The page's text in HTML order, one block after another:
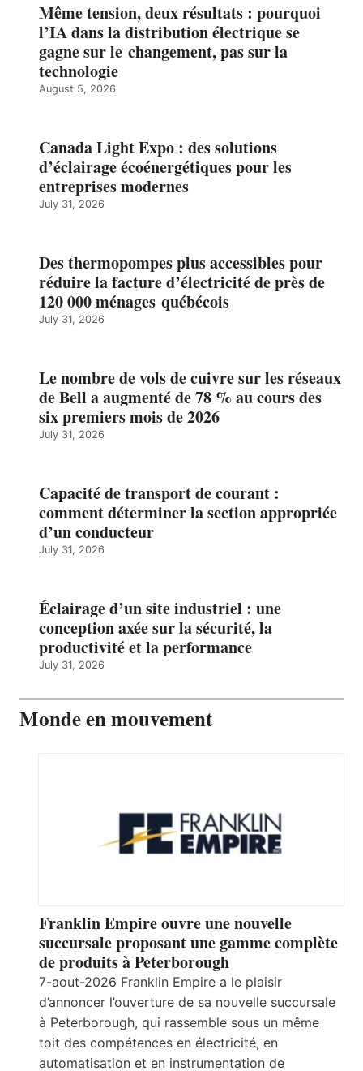
Même tension, deux résultats : pourquoi
l’IA dans la distribution électrique se
gagne sur le changement, pas sur la
technologie
August 5, 2026
Canada Light Expo : des solutions
d’éclairage écoénergétiques pour les
entreprises modernes
July 31, 2026
Des thermopompes plus accessibles pour
réduire la facture d’électricité de près de
120 000 ménages québécois
July 31, 2026
Le nombre de vols de cuivre sur les réseaux
de Bell a augmenté de 78 % au cours des
six premiers mois de 2026
July 31, 2026
Capacité de transport de courant :
comment déterminer la section appropriée
d’un conducteur
July 31, 2026
Éclairage d’un site industriel : une
conception axée sur la sécurité, la
productivité et la performance
July 31, 2026
Monde en mouvement
Franklin Empire ouvre une nouvelle
succursale proposant une gamme complète
de produits à Peterborough
7-aout-2026 Franklin Empire a le plaisir
d’annoncer l’ouverture de sa nouvelle succursale
à Peterborough, qui rassemble sous un même
toit des compétences en électricité, en
automatisation et en instrumentation de